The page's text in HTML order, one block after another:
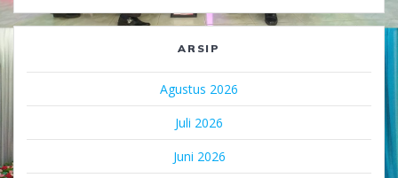
ARSIP
Agustus 2026
Juli 2026
Juni 2026